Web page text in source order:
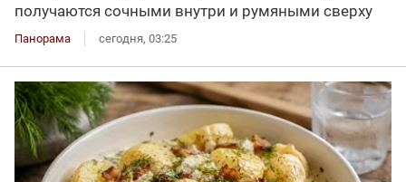
получаются сочными внутри и румяными сверху
Панорама сегодня, 03:25